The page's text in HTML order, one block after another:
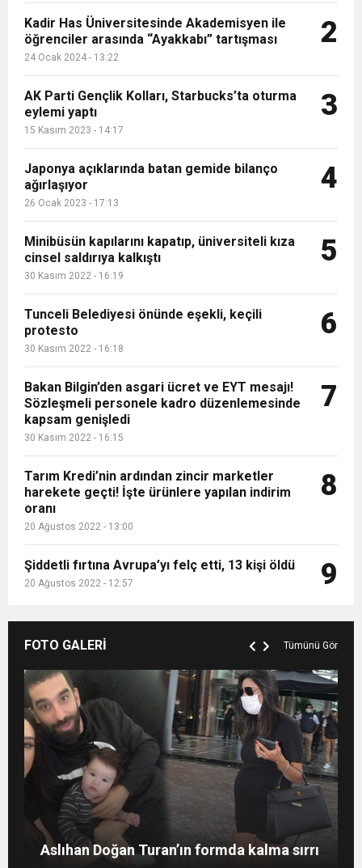
Kadir Has Üniversitesinde Akademisyen ile
öğrenciler arasında “Ayakkabı” tartışması
24 Ocak 2024 - 13:22
2
AK Parti Gençlik Kolları, Starbucks’ta oturma
eylemi yaptı
15 Kasım 2023 - 14:17
3
Japonya açıklarında batan gemide bilanço
ağırlaşıyor
26 Ocak 2023 - 17:13
4
Minibüsün kapılarını kapatıp, üniversiteli kıza
cinsel saldırıya kalkıştı
30 Kasım 2022 - 16:19
5
Tunceli Belediyesi önünde eşekli, keçili
protesto
30 Kasım 2022 - 16:18
6
Bakan Bilgin’den asgari ücret ve EYT mesajı!
Sözleşmeli personele kadro düzenlemesinde
kapsam genişledi
30 Kasım 2022 - 16:15
7
Tarım Kredi’nin ardından zincir marketler
harekete geçti! İşte ürünlere yapılan indirim
oranı
20 Ağustos 2022 - 13:00
8
Şiddetli fırtına Avrupa’yı felç etti, 13 kişi öldü
20 Ağustos 2022 - 12:57 9
FOTO GALERİ Tümünü Gör
Evlat mücadelesi veren baba: “Biz
ağlarken HDP’liler düğün yapıyor”
Aslıhan Doğan Turan’ın formda kalma sırrı
Merve Boluğur kahkahalarıyla dikkat çekti
Merve Şarapçıoğlu’dan eski eşi Berk
Oktay’a gönderme